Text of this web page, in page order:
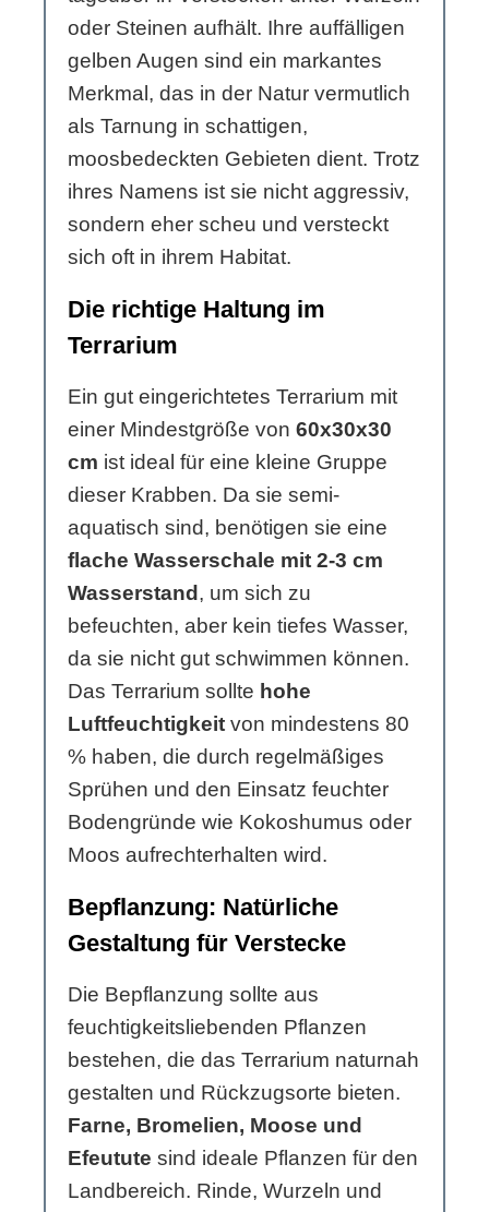
oder Steinen aufhält. Ihre auffälligen
gelben Augen sind ein markantes
Merkmal, das in der Natur vermutlich
als Tarnung in schattigen,
moosbedeckten Gebieten dient. Trotz
ihres Namens ist sie nicht aggressiv,
sondern eher scheu und versteckt
sich oft in ihrem Habitat.
Die richtige Haltung im
Terrarium
Ein gut eingerichtetes Terrarium mit
einer Mindestgröße von 60x30x30
cm ist ideal für eine kleine Gruppe
dieser Krabben. Da sie semi-
aquatisch sind, benötigen sie eine
flache Wasserschale mit 2-3 cm
Wasserstand , um sich zu
befeuchten, aber kein tiefes Wasser,
da sie nicht gut schwimmen können.
Das Terrarium sollte hohe
Luftfeuchtigkeit von mindestens 80
% haben, die durch regelmäßiges
Sprühen und den Einsatz feuchter
Bodengründe wie Kokoshumus oder
Moos aufrechterhalten wird.
Bepflanzung: Natürliche
Gestaltung für Verstecke
Die Bepflanzung sollte aus
feuchtigkeitsliebenden Pflanzen
bestehen, die das Terrarium naturnah
gestalten und Rückzugsorte bieten.
Farne, Bromelien, Moose und
Efeutute sind ideale Pflanzen für den
Landbereich. Rinde, Wurzeln und